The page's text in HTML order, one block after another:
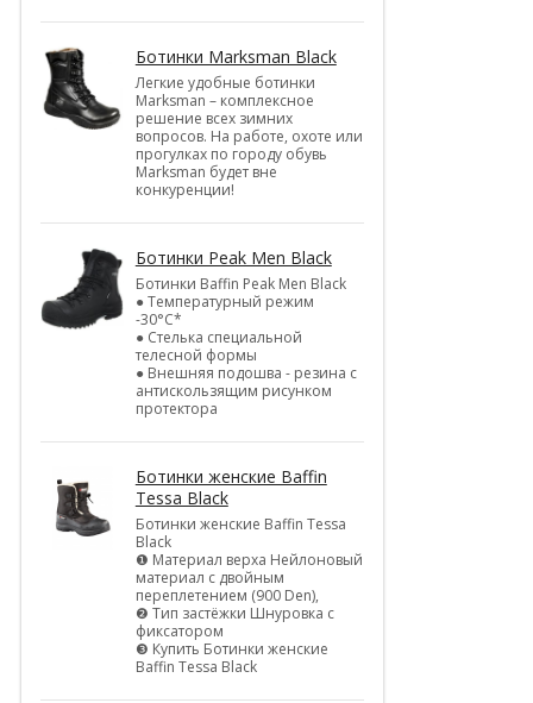
Ботинки Marksman Black
Легкие удобные ботинки
Marksman – комплексное
решение всех зимних
вопросов. На работе, охоте или
прогулках по городу обувь
Marksman будет вне
конкуренции!
Ботинки Peak Men Black
Ботинки Baffin Peak Men Black
● Температурный режим
-30°С*
● Стелька специальной
телесной формы
● Внешняя подошва - резина с
антискользящим рисунком
протектора
Ботинки женские Baffin
Tessa Black
Ботинки женские Baffin Tessa
Black
❶ Материал верха Нейлоновый
материал с двойным
переплетением (900 Den),
❷ Тип застёжки Шнуровка с
фиксатором
❸ Купить Ботинки женские
Baffin Tessa Black